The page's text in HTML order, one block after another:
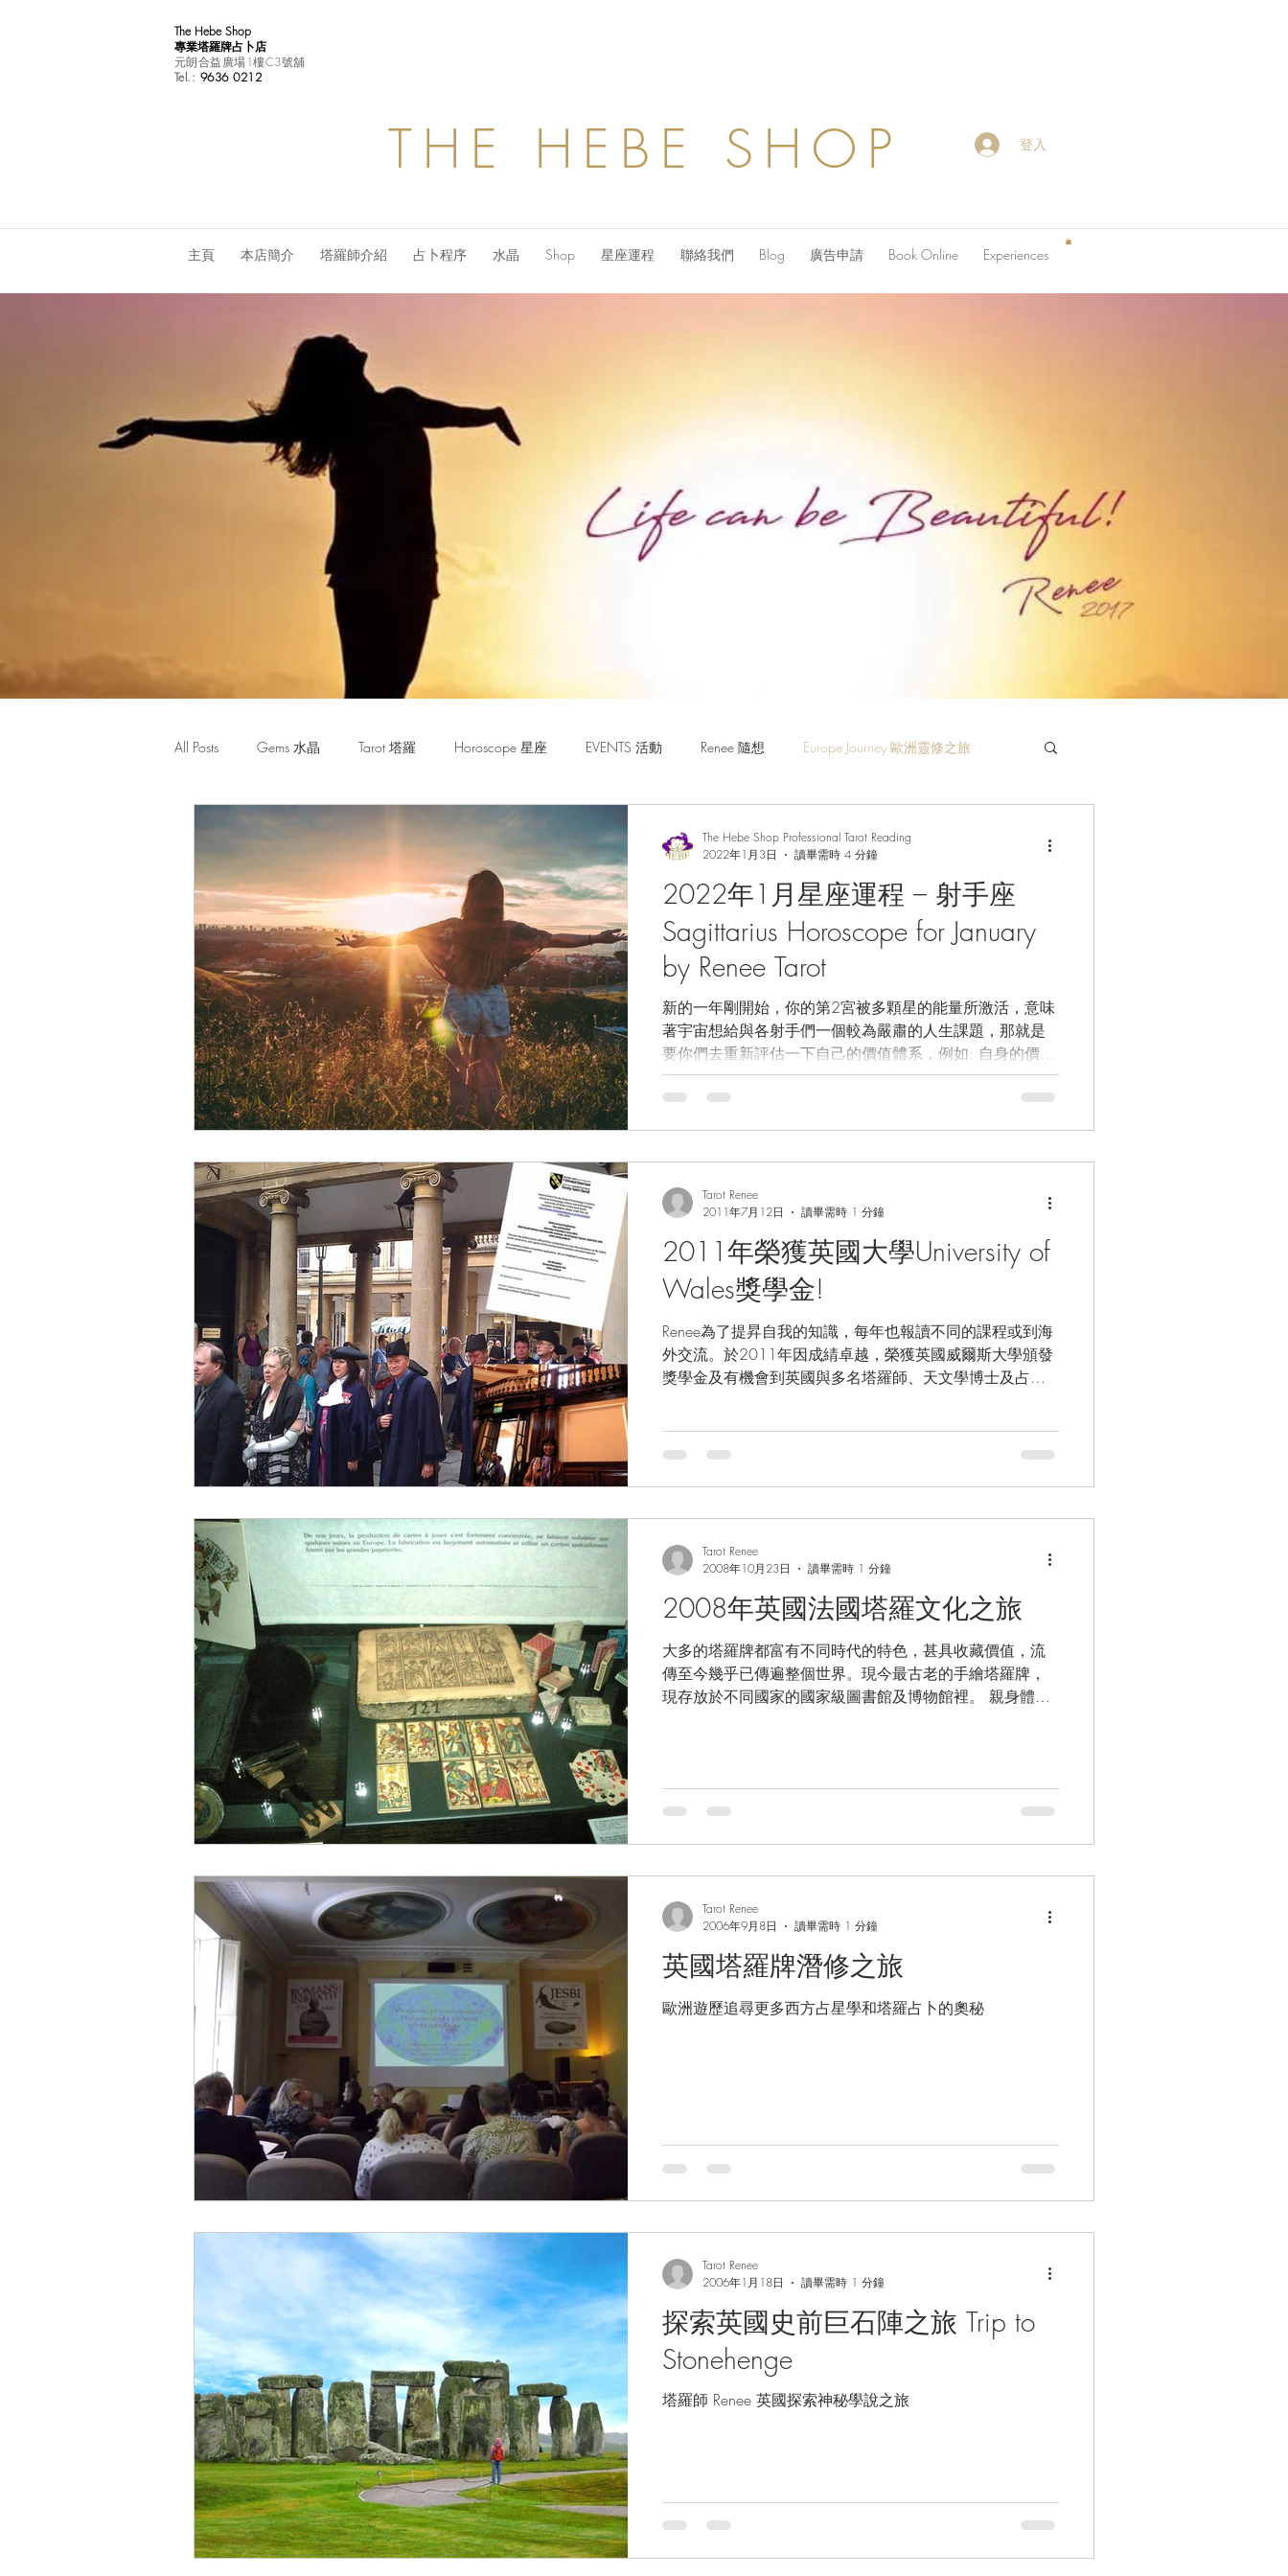
The Hebe Shop
專業塔羅牌占卜店
元朗合益廣場1樓C3號舖
Tel.: 9636 0212
THE HEBE SHOP 登入
主頁 本店簡介 塔羅師介紹 占卜程序 水晶 Shop 星座運程 聯絡我們 Blog 廣告申請 Book Online Experiences
All Posts Gems 水晶 Tarot 塔羅 Horoscope 星座 EVENTS 活動 Renee 隨想 Europe Journey 歐洲靈修之旅
Monthly Horoscope 每月星座運程
2022年1月星座運程 – 射手座
Sagittarius Horoscope for January
by Renee Tarot
新的一年剛開始，你的第2宮被多顆星的能量所激活，意味
著宇宙想給與各射手們一個較為嚴肅的人生課題，那就是
要你們去重新評估一下自己的價值體系，例如: 自身的價值
是什麼﹑什麼東西對你來說才是有真正的價值或是檢視你
所擁有的一切是否你真正想追求的！...
The Hebe Shop Professional Tarot Reading
2022年1月3日
讀畢需時 4 分鐘
2011年榮獲英國大學University of
Wales獎學金!
Renee為了提昇自我的知識，每年也報讀不同的課程或到海
外交流。於2011年因成綪卓越，榮獲英國威爾斯大學頒發
獎學金及有機會到英國與多名塔羅師、天文學博士及占星
Tarot Renee
2011年7月12日
讀畢需時 1 分鐘
2008年英國法國塔羅文化之旅
大多的塔羅牌都富有不同時代的特色，甚具收藏價值，流
傳至今幾乎已傳遍整個世界。現今最古老的手繪塔羅牌，
現存放於不同國家的國家級圖書館及博物館裡。 親身體驗
Tarot Renee
2008年10月23日
讀畢需時 1 分鐘
英國塔羅牌潛修之旅
歐洲遊歷追尋更多西方占星學和塔羅占卜的奧秘
Tarot Renee
2006年9月8日
讀畢需時 1 分鐘
探索英國史前巨石陣之旅 Trip to
Stonehenge
塔羅師 Renee 英國探索神秘學說之旅
Tarot Renee
2006年1月18日
讀畢需時 1 分鐘